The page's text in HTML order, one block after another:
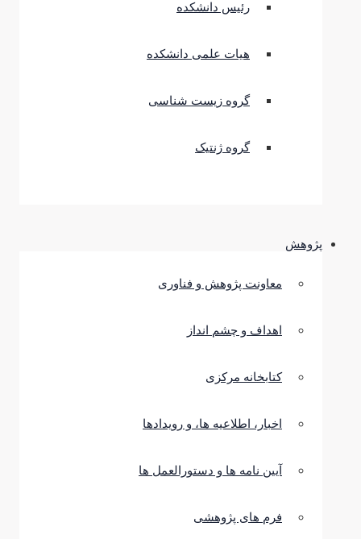
رئیس دانشکده
هیات علمی دانشکده
گروه زیست شناسی
گروه ژنتیک
پژوهش
معاونت پژوهش و فناوری
اهداف و چشم انداز
کتابخانه مرکزی
اخبار، اطلاعیه ها، و رویدادها
آیین نامه ها و دستورالعمل ها
فرم های پژوهشی